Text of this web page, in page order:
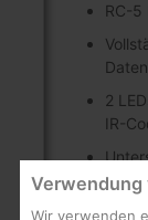
RC-5
2
IR-
Verwendung
Wir verwenden